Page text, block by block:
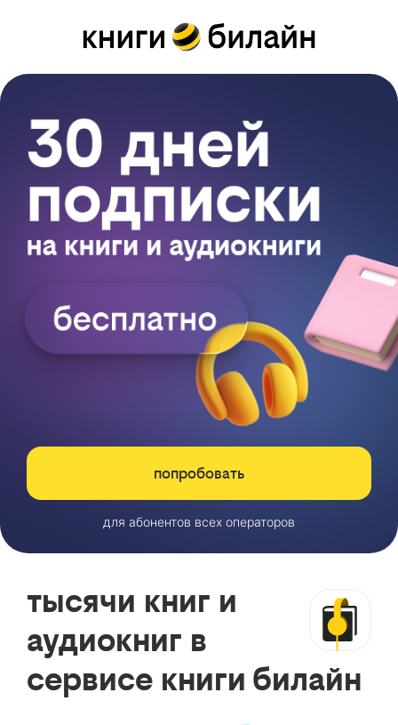
попробовать
для абонентов всех операторов
тысячи книг и
аудиокниг в
сервисе книги билайн